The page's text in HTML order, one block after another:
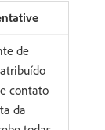
de
contato
da